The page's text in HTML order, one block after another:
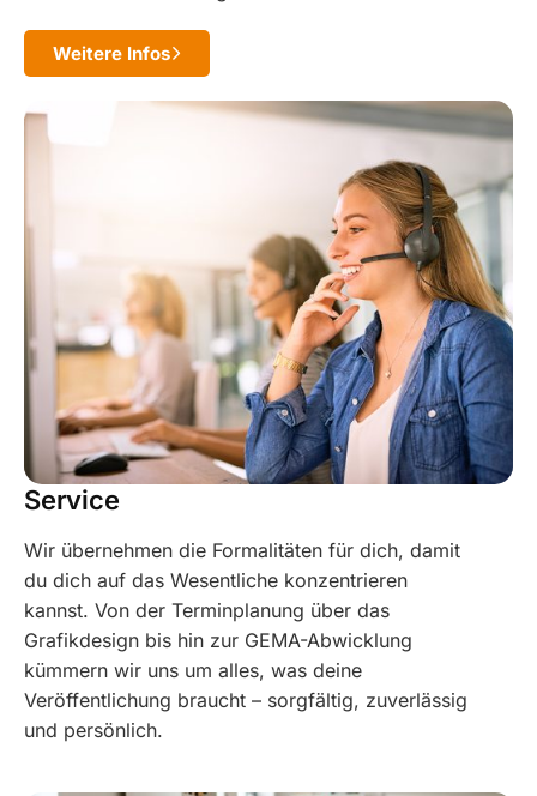
Weitere Infos
Service
Wir übernehmen die Formalitäten für dich, damit
du dich auf das Wesentliche konzentrieren
kannst. Von der Terminplanung über das
Grafikdesign bis hin zur GEMA-Abwicklung
kümmern wir uns um alles, was deine
Veröffentlichung braucht – sorgfältig, zuverlässig
und persönlich.